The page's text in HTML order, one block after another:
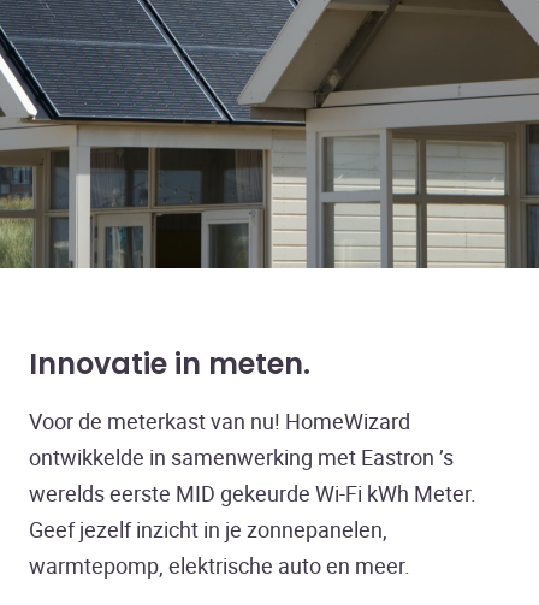
Innovatie in meten
Voor de meterkast van nu! HomeWizard
ontwikkelde in samenwerking met Eastron ’s
werelds eerste MID gekeurde Wi-Fi kWh Meter.
Geef jezelf inzicht in je zonnepanelen,
warmtepomp, elektrische auto en meer.